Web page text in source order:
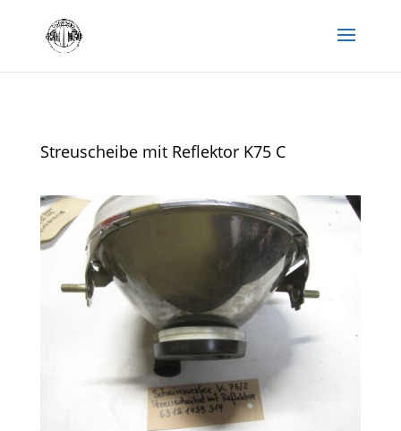
Streuscheibe mit Reflektor K75 C